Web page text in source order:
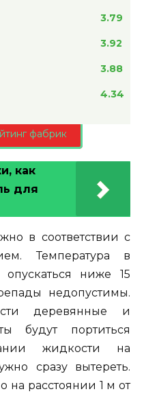
3.79
3.92
3.88
4.34
фабрик
как
для
в соответствии с
Температура в
ниже 15
недопустимы.
деревянные и
будут портиться
жидкости на
сразу вытереть.
на расстоянии 1 м от